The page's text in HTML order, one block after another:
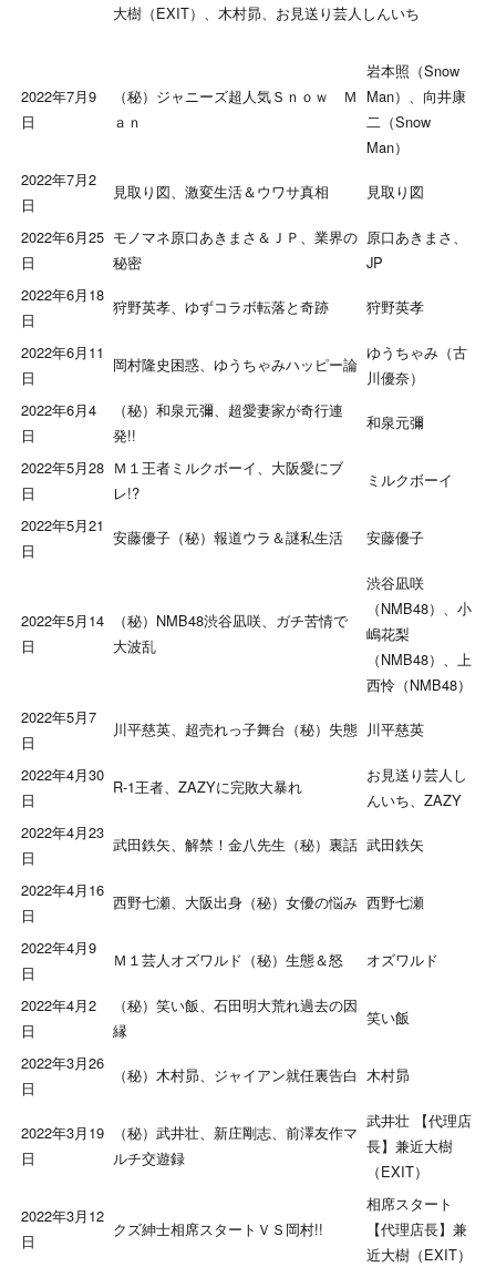
大樹（EXIT）、木村昴、お見送り芸人しんいち
2022年7月9
日
（秘）ジャニーズ超人気Ｓｎｏｗ Ｍ
ａｎ
岩本照（Snow
Man）、向井康
二（Snow
Man）
2022年7月2
日
見取り図、激変生活＆ウワサ真相 見取り図
2022年6月25
日
モノマネ原口あきまさ＆ＪＰ、業界の
秘密
原口あきまさ、
JP
2022年6月18
日
狩野英孝、ゆずコラボ転落と奇跡 狩野英孝
2022年6月11
日
岡村隆史困惑、ゆうちゃみハッピー論
ゆうちゃみ（古
川優奈）
2022年6月4
日
（秘）和泉元彌、超愛妻家が奇行連
発!!
和泉元彌
2022年5月28
日
Ｍ１王者ミルクボーイ、大阪愛にブ
レ!?
ミルクボーイ
2022年5月21
日
安藤優子（秘）報道ウラ＆謎私生活 安藤優子
2022年5月14
日
（秘）NMB48渋谷凪咲、ガチ苦情で
大波乱
渋谷凪咲
（NMB48）、小
嶋花梨
（NMB48）、上
西怜（NMB48）
2022年5月7
日
川平慈英、超売れっ子舞台（秘）失態 川平慈英
2022年4月30
日
R-1王者、ZAZYに完敗大暴れ
お見送り芸人し
んいち、ZAZY
2022年4月23
日
武田鉄矢、解禁！金八先生（秘）裏話 武田鉄矢
2022年4月16
日
西野七瀬、大阪出身（秘）女優の悩み 西野七瀬
2022年4月9
日
Ｍ１芸人オズワルド（秘）生態＆怒 オズワルド
2022年4月2
日
（秘）笑い飯、石田明大荒れ過去の因
縁
笑い飯
2022年3月26
日
（秘）木村昴、ジャイアン就任裏告白 木村昴
2022年3月19
日
（秘）武井壮、新庄剛志、前澤友作マ
ルチ交遊録
武井壮 【代理店
長】兼近大樹
（EXIT）
2022年3月12
日
クズ紳士相席スタートＶＳ岡村!!
相席スタート
【代理店長】兼
近大樹（EXIT）